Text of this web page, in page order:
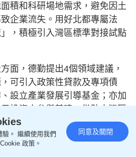
積和科研場地需求，避免因土
企業流失。用好北都專屬法
，積極引入灣區標準對接試點
面，德勤提出4個領域建議，
可引入政策性貸款及專項債
設立產業發展引導基金；亦加
投資方參與基建、借助大灣區
要加強園區公司招商引資統
括要創新、產業、資金及人才
。 繼續使用我們
政策。
同意及關閉